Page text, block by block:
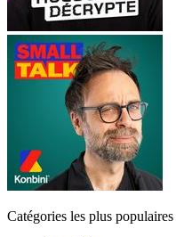
Catégories les plus populaires